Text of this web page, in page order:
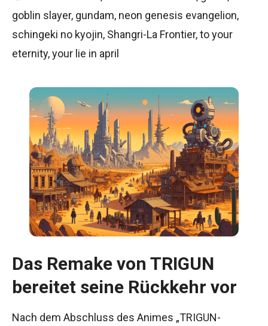
goblin slayer, gundam, neon genesis evangelion,
schingeki no kyojin, Shangri-La Frontier,to your
eternity,your lie in april
Das Remake von TRIGUN
bereitet seine Rückkehr vor
Nach dem Abschluss des Animes „TRIGUN-